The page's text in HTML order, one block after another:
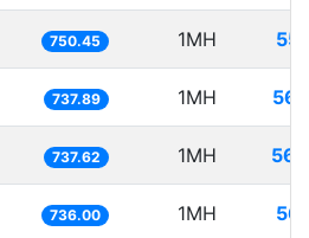
750.45 1MH
737.89 1MH
737.62 1MH
736.00 1MH